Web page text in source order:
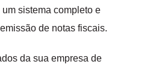
um sistema completo e
de notas fiscais.
da sua empresa de